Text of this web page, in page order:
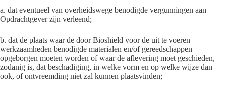
a. dat eventueel van overheidswege benodigde vergunningen aan
Opdrachtgever zijn verleend;
b. dat de plaats waar de door Bioshield voor de uit te voeren
werkzaamheden benodigde materialen en/of gereedschappen
opgeborgen moeten worden of waar de aflevering moet geschieden,
zodanig is, dat beschadiging, in welke vorm en op welke wijze dan
ook, of ontvreemding niet zal kunnen plaatsvinden;